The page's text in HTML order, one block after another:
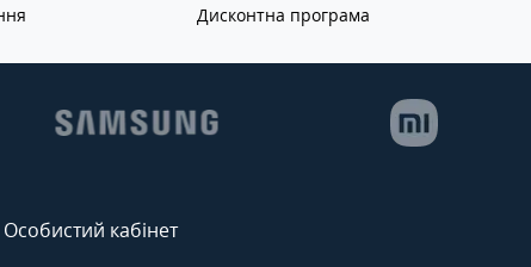
Дисконтна програма
Особистий кабінет